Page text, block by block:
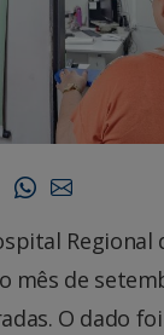
Regional
mês de
O dado